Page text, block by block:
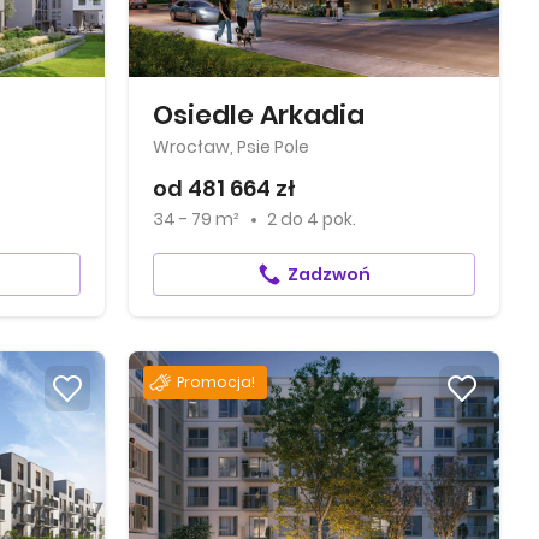
Osiedle Arkadia
Wrocław, Psie Pole
od 481 664 zł
34 - 79 m² 2 do 4 pok.
Zadzwoń
Promocja!